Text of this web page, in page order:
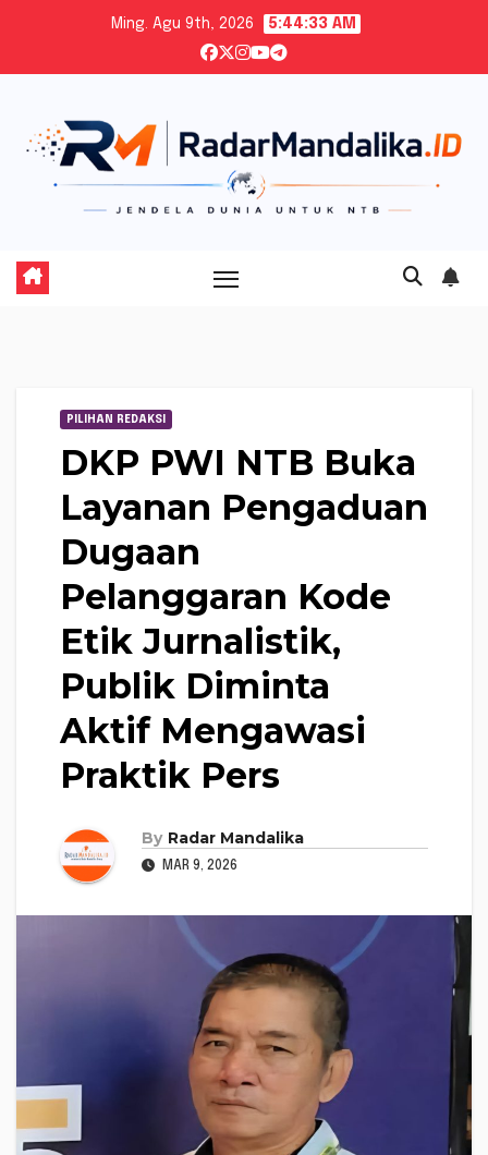
content
Ming. Agu 9th, 2026 5:44:34 AM
PILIHAN REDAKSI
DKP PWI NTB Buka
Layanan Pengaduan
Dugaan
Pelanggaran Kode
Etik Jurnalistik,
Publik Diminta
Aktif Mengawasi
Praktik Pers
By Radar Mandalika
MAR 9, 2026